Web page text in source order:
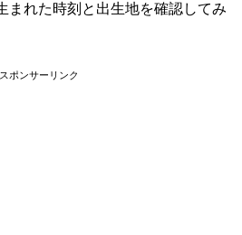
まれた時刻と出生地を確認してみ
スポンサーリンク